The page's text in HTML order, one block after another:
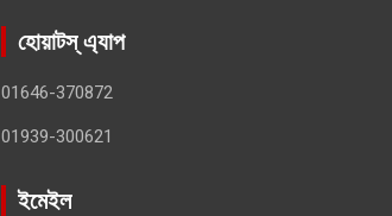
হোয়াটস্ এ্যাপ
01646-370872
01939-300621
ইমেইল